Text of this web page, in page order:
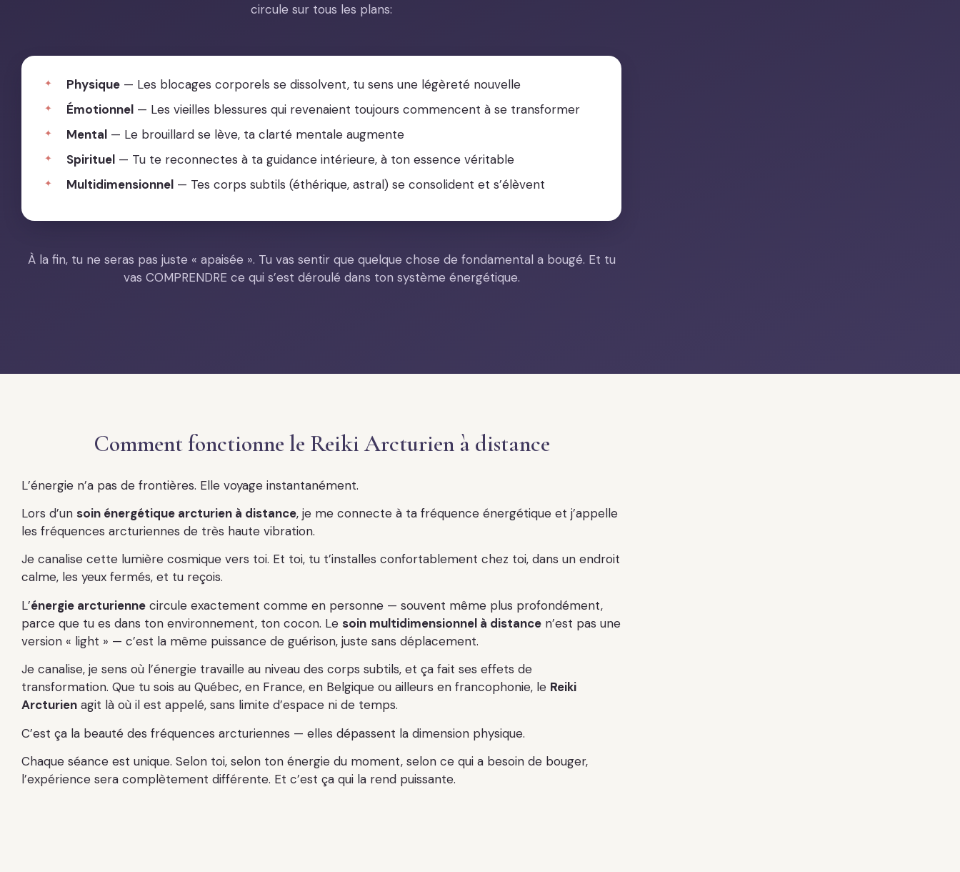
circule sur tous les plans:
Physique — Les blocages corporels se dissolvent, tu sens une légèreté nouvelle
Émotionnel — Les vieilles blessures qui revenaient toujours commencent à se transformer
Mental — Le brouillard se lève, ta clarté mentale augmente
Spirituel — Tu te reconnectes à ta guidance intérieure, à ton essence véritable
Multidimensionnel — Tes corps subtils (éthérique, astral) se consolident et s’élèvent
À la fin, tu ne seras pas juste « apaisée ». Tu vas sentir que quelque chose de fondamental a bougé. Et tu
vas COMPRENDRE ce qui s’est déroulé dans ton système énergétique.
Comment fonctionne le Reiki Arcturien à distance
L’énergie n’a pas de frontières. Elle voyage instantanément.
Lors d’un soin énergétique arcturien à distance, je me connecte à ta fréquence énergétique et j’appelle
les fréquences arcturiennes de très haute vibration.
Je canalise cette lumière cosmique vers toi. Et toi, tu t’installes confortablement chez toi, dans un endroit
calme, les yeux fermés, et tu reçois.
L’énergie arcturienne circule exactement comme en personne — souvent même plus profondément,
parce que tu es dans ton environnement, ton cocon. Le soin multidimensionnel à distance n’est pas une
version « light » — c’est la même puissance de guérison, juste sans déplacement.
Je canalise, je sens où l’énergie travaille au niveau des corps subtils, et ça fait ses effets de
transformation. Que tu sois au Québec, en France, en Belgique ou ailleurs en francophonie, le Reiki
Arcturien agit là où il est appelé, sans limite d’espace ni de temps.
C’est ça la beauté des fréquences arcturiennes — elles dépassent la dimension physique.
Chaque séance est unique. Selon toi, selon ton énergie du moment, selon ce qui a besoin de bouger,
l’expérience sera complètement différente. Et c’est ça qui la rend puissante.